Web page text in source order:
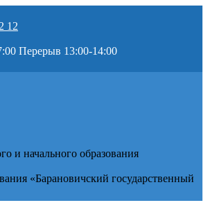
12
Перерыв 13:00-14:00
и начального образования
«Барановичский государственный